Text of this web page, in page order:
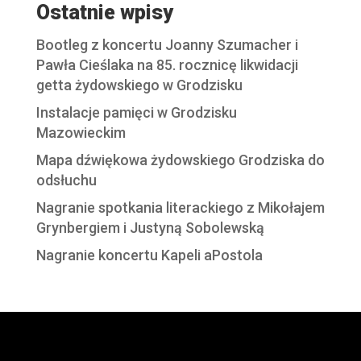
Ostatnie wpisy
Bootleg z koncertu Joanny Szumacher i
Pawła Cieślaka na 85. rocznicę likwidacji
getta żydowskiego w Grodzisku
Instalacje pamięci w Grodzisku
Mazowieckim
Mapa dźwiękowa żydowskiego Grodziska do
odsłuchu
Nagranie spotkania literackiego z Mikołajem
Grynbergiem i Justyną Sobolewską
Nagranie koncertu Kapeli aPostola